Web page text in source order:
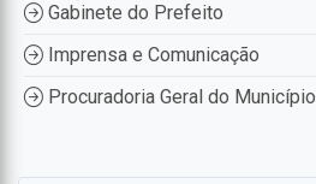
Gabinete do Prefeito
Imprensa e Comunicação
Procuradoria Geral do Município